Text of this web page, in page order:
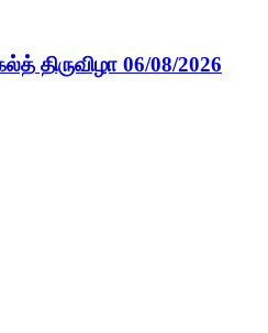
06/08/2026